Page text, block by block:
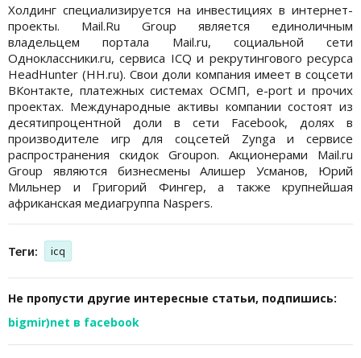
Холдинг специализируется на инвестициях в интернет-
проекты. Mail.Ru Group является единоличным
владельцем портала Mail.ru, социальной сети
Одноклассники.ru, сервиса ICQ и рекрутингового ресурса
HeadHunter (HH.ru). Свои доли компания имеет в соцсети
ВКонтакте, платежных системах ОСМП, e-port и прочих
проектах. Международные активы компании состоят из
десятипроцентной доли в сети Facebook, долях в
производителе игр для соцсетей Zynga и сервисе
распространения скидок Groupon. Акционерами Mail.ru
Group являются бизнесмены Алишер Усманов, Юрий
Мильнер и Григорий Фингер, а также крупнейшая
африканская медиагруппа Naspers.
Теги: icq
Не пропусти другие интересные статьи, подпишись:
bigmir)net в facebook